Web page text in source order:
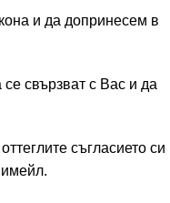
и да допринесем в
свързват с Вас и да
съгласието си